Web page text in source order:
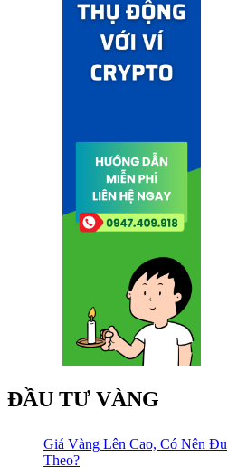
ĐẦU TƯ VÀNG
Giá Vàng Lên Cao, Có Nên Đu
Theo?